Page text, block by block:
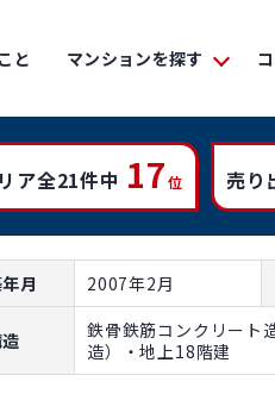
と マンションを探す
ア全21件中 17位 売り
月 2007年2月
鉄骨鉄筋コンクリート
造）・地上18階建